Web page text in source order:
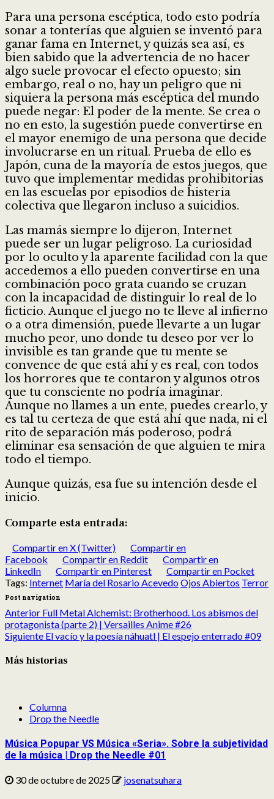
Para una persona escéptica, todo esto podría
sonar a tonterías que alguien se inventó para
ganar fama en Internet, y quizás sea así, es
bien sabido que la advertencia de no hacer
algo suele provocar el efecto opuesto; sin
embargo, real o no, hay un peligro que ni
siquiera la persona más escéptica del mundo
puede negar: El poder de la mente. Se crea o
no en esto, la sugestión puede convertirse en
el mayor enemigo de una persona que decide
involucrarse en un ritual. Prueba de ello es
Japón, cuna de la mayoría de estos juegos, que
tuvo que implementar medidas prohibitorias
en las escuelas por episodios de histeria
colectiva que llegaron incluso a suicidios.
Las mamás siempre lo dijeron, Internet
puede ser un lugar peligroso. La curiosidad
por lo oculto y la aparente facilidad con la que
accedemos a ello pueden convertirse en una
combinación poco grata cuando se cruzan
con la incapacidad de distinguir lo real de lo
ficticio. Aunque el juego no te lleve al infierno
o a otra dimensión, puede llevarte a un lugar
mucho peor, uno donde tu deseo por ver lo
invisible es tan grande que tu mente se
convence de que está ahí y es real, con todos
los horrores que te contaron y algunos otros
que tu consciente no podría imaginar.
Aunque no llames a un ente, puedes crearlo, y
es tal tu certeza de que está ahí que nada, ni el
rito de separación más poderoso, podrá
eliminar esa sensación de que alguien te mira
todo el tiempo.
Aunque quizás, esa fue su intención desde el
inicio.
Comparte esta entrada:
Compartir en X (Twitter)
Compartir en
Facebook
Compartir en Reddit
Compartir en
LinkedIn
Compartir en Pinterest
Compartir en Pocket
Tags: Internet María del Rosario AcevedoOjos Abiertos Terror
Post navigation
Anterior Full Metal Alchemist: Brotherhood. Los abismos del
protagonista (parte 2) | Versailles Anime #26
Siguiente El vacío y la poesía náhuatl | El espejo enterrado #09
Más historias
Columna
Drop the Needle
Música Popupar VS Música «Seria». Sobre la subjetividad
de la música | Drop the Needle #01
30 de octubre de 2025 josenatsuhara